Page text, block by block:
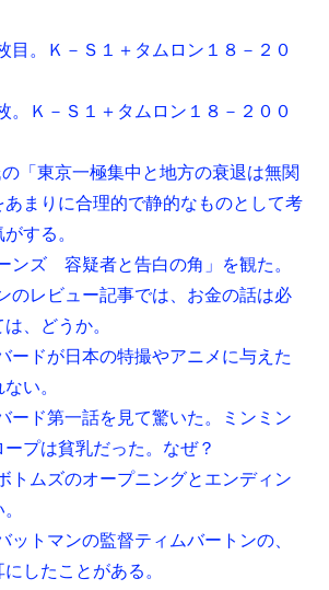
目。Ｋ－Ｓ１＋タムロン１８－２０
。Ｋ－Ｓ１＋タムロン１８－２００
「東京一極集中と地方の衰退は無関
あまりに合理的で静的なものとして考
する。
ンズ 容疑者と告白の角」を観た。
のレビュー記事では、お金の話は必
、どうか。
ードが日本の特撮やアニメに与えた
い。
ード第一話を見て驚いた。ミンミン
プは貧乳だった。なぜ？
トムズのオープニングとエンディン
ットマンの監督ティムバートンの、
したことがある。